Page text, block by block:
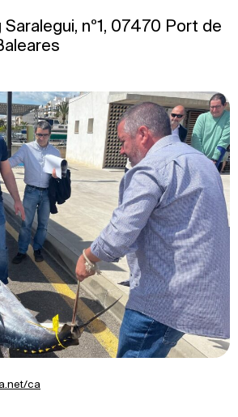
nº1, 07470 Port de
ca